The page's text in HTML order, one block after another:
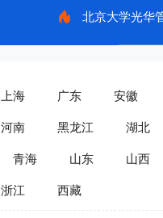
北京大学光华
上海 广东 安徽
河南 黑龙江 湖北
青海 山东 山西
浙江 西藏